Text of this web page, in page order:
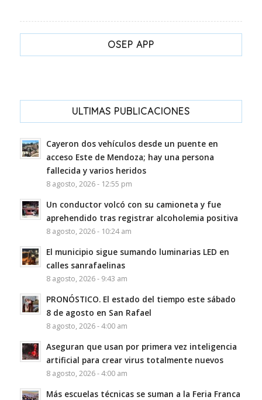
OSEP APP
ULTIMAS PUBLICACIONES
Cayeron dos vehículos desde un puente en
acceso Este de Mendoza; hay una persona
fallecida y varios heridos
8 agosto, 2026 - 12:55 pm
Un conductor volcó con su camioneta y fue
aprehendido tras registrar alcoholemia positiva
8 agosto, 2026 - 10:24 am
El municipio sigue sumando luminarias LED en
calles sanrafaelinas
8 agosto, 2026 - 9:43 am
PRONÓSTICO. El estado del tiempo este sábado
8 de agosto en San Rafael
8 agosto, 2026 - 4:00 am
Aseguran que usan por primera vez inteligencia
artificial para crear virus totalmente nuevos
8 agosto, 2026 - 4:00 am
Más escuelas técnicas se suman a la Feria Franca